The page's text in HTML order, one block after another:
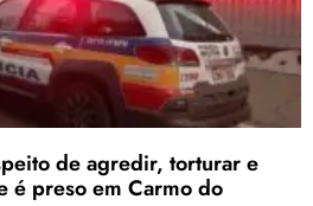
de agredir, torturar e
é preso em Carmo do